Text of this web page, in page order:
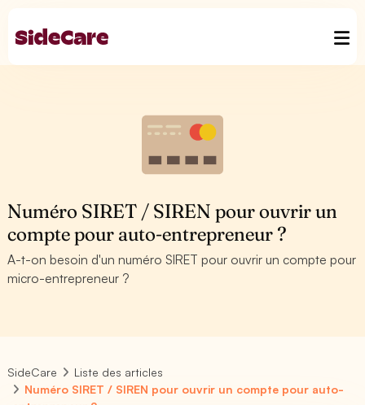
Numéro SIRET / SIREN pour ouvrir un
compte pour auto-entrepreneur ?
A-t-on besoin d'un numéro SIRET pour ouvrir un compte pour
micro-entrepreneur ?
SideCare
Liste des articles
Numéro SIRET / SIREN pour ouvrir un compte pour auto-